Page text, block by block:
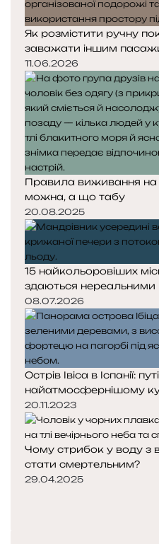
Як розмістити ручну
заважати іншим
11.06.2026
Правила виживання на
можна, а що табу
20.08.2025
15 найкольоровіших
здаються нереальними
08.07.2026
Острів Івіса в Іспанії:
найатмосфернішому
20.11.2023
Чому стрибок у воду з
стати смертельним?
29.04.2025